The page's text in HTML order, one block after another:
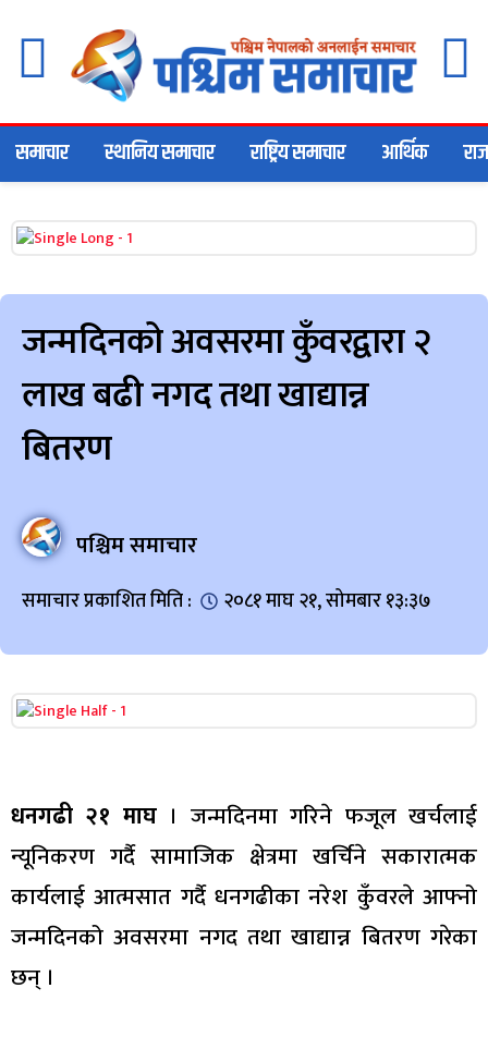
समाचार स्थानिय समाचार राष्ट्रिय समाचार आर्थिक
जन्मदिनको अवसरमा कुँवरद्वारा २
लाख बढी नगद तथा खाद्यान्न
बितरण
पश्चिम समाचार
समाचार प्रकाशित मिति : २०८१ माघ २१, सोमबार १३:३७
धनगढी २१ माघ। जन्मदिनमा गरिने फजूल खर्चलाई
न्यूनिकरण गर्दै सामाजिक क्षेत्रमा खर्चिने सकारात्मक
कार्यलाई आत्मसात गर्दै धनगढीका नरेश कुँवरले आफ्नो
जन्मदिनको अवसरमा नगद तथा खाद्यान्न बितरण गरेका
छन् ।